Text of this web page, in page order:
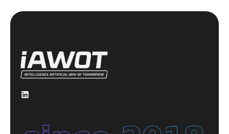
LinkedIn